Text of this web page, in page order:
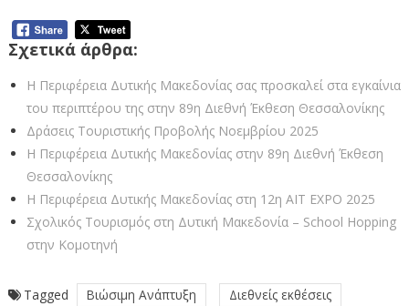
Σχετικά άρθρα:
Η Περιφέρεια Δυτικής Μακεδονίας σας προσκαλεί στα εγκαίνια
του περιπτέρου της στην 89η Διεθνή Έκθεση Θεσσαλονίκης
Δράσεις Τουριστικής Προβολής Νοεμβρίου 2025
Η Περιφέρεια Δυτικής Μακεδονίας στην 89η Διεθνή Έκθεση
Θεσσαλονίκης
Η Περιφέρεια Δυτικής Μακεδονίας στη 12η ΑΙΤ EXPO 2025
Σχολικός Τουρισμός στη Δυτική Μακεδονία – School Hopping
στην Κομοτηνή
Tagged Βιώσιμη Ανάπτυξη
Διεθνείς εκθέσεις